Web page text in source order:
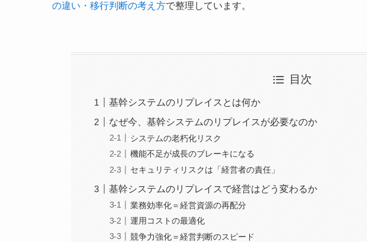
の違い・移行判断の考え方で整理しています。
目次
基幹システムのリプレイスとは何か
なぜ今、基幹システムのリプレイスが必要なのか
システムの老朽化リスク
機能不足が成長のブレーキになる
セキュリティリスクは「経営者の責任」
基幹システムのリプレイスで経営はどう変わるか
業務効率化＝経営資源の再配分
運用コストの最適化
競争力強化＝経営判断のスピード